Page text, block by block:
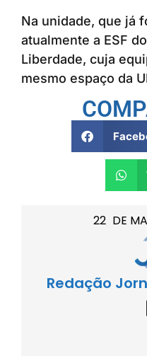
22 DE
Redação
Na unidade, que já
atualmente a ESF
Liberdade, cuja
mesmo espaço da